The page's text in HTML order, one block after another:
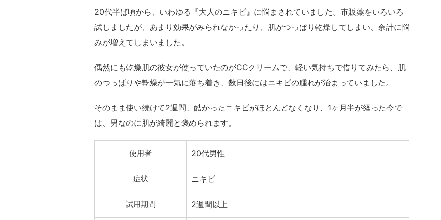
20代半ば頃から、いわゆる『大人のニキビ』に悩まされていました。市販薬をいろいろ
試しましたが、あまり効果がみられなかったり、肌がつっぱり乾燥してしまい、余計に悩
みが増えてしまいました。
偶然にも乾燥肌の彼女が使っていたのがCCクリームで、軽い気持ちで借りてみたら、肌
のつっぱりや乾燥が一気に落ち着き、数日後にはニキビの腫れが治まっていました。
そのまま使い続けて2週間、酷かったニキビがほとんどなくなり、1ヶ月半が経った今で
は、男なのに肌が綺麗と褒められます。
使用者 20代男性
症状 ニキビ
試用期間 2週間以上